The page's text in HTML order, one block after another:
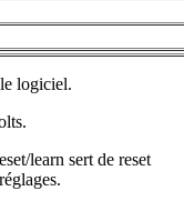
logiciel.
learn sert de reset